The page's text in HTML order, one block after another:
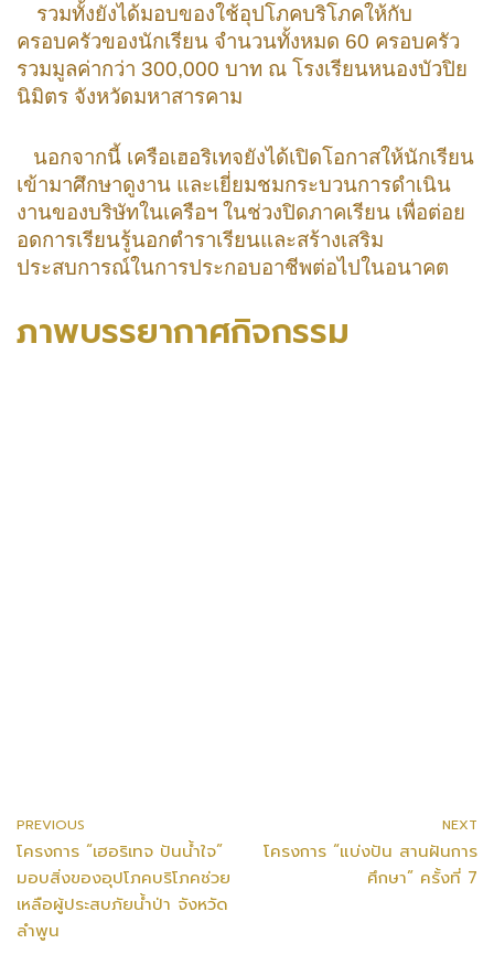
รวมทั้งยังได้มอบของใช้อุปโภคบริโภคให้กับ
ครอบครัวของนักเรียน จำนวนทั้งหมด 60 ครอบครัว
รวมมูลค่ากว่า 300,000 บาท ณ โรงเรียนหนองบัวปิย
นิมิตร จังหวัดมหาสารคาม
นอกจากนี้ เครือเฮอริเทจยังได้เปิดโอกาสให้นักเรียน
เข้ามาศึกษาดูงาน และเยี่ยมชมกระบวนการดำเนิน
งานของบริษัทในเครือฯ ในช่วงปิดภาคเรียน เพื่อต่อย
อดการเรียนรู้นอกตำราเรียนและสร้างเสริม
ประสบการณ์ในการประกอบอาชีพต่อไปในอนาคต
ภาพบรรยากาศกิจกรรม
PREVIOUS
โครงการ “เฮอริเทจ ปันน้ำใจ”
มอบสิ่งของอุปโภคบริโภคช่วย
เหลือผู้ประสบภัยน้ำป่า จังหวัด
ลำพูน
NEXT
โครงการ “แบ่งปัน สานฝันการ
ศึกษา” ครั้งที่ 7